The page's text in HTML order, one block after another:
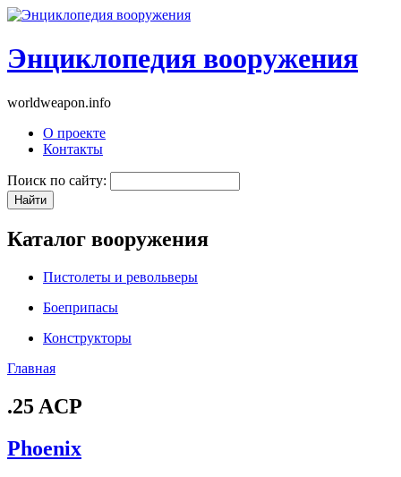
Энциклопедия вооружения
worldweapon.info
О проекте
Контакты
Поиск по сайту:
Каталог вооружения
Пистолеты и револьверы
Боеприпасы
Конструкторы
Главная
.25 ACP
Phoenix